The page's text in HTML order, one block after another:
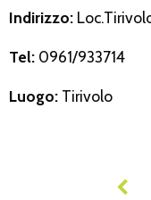
Indirizzo:
Tel: 0961/933714
Luogo: Tirivolo
NAVIGAZIONE